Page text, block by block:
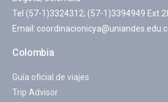
Tel (57-1)3324312; (57-1)3394949 Ext
Email:
Colombia
Guía oficial de viajes
Trip Advisor